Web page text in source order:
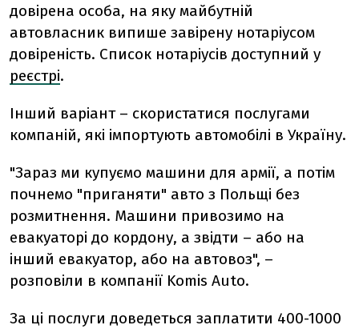
довірена особа, на яку майбутній
автовласник випише завірену нотаріусом
довіреність. Список нотаріусів доступний у
реєстрі.
Інший варіант – скористатися послугами
компаній, які імпортують автомобілі в Україну.
"Зараз ми купуємо машини для армії, а потім
почнемо "приганяти" авто з Польщі без
розмитнення. Машини привозимо на
евакуаторі до кордону, а звідти – або на
інший евакуатор, або на автовоз", –
розповіли в компанії Komis Auto.
За ці послуги доведеться заплатити 400-1000